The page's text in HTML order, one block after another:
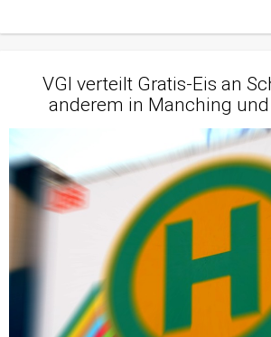
VGI verteilt Gratis-Eis an
anderem in Manching